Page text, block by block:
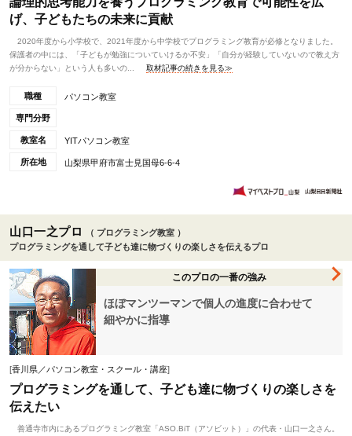
げ、子どもたちの未来に貢献
2020年度から小学校で、2021年度から中学校でプログラミング教育が必修となりました。
保護者の中には、「子どもが勉強についていけるか不安」「自分が経験していないので教え方
が分からない」という人も多いの...
取材記事の続きを見る≫
職種 パソコン教室
専門分野
教室名 YITパソコン教室
所在地 山梨県甲府市富士見国母6-6-4
山口一之プロ
（ プログラミング教室 ）
プログラミングを通して子ども達に物づくりの楽しさを伝えるプロ
このプロの一番の強み
ほぼマンツーマンで個人の進度に合わせて
細やかに指導
[香川県／パソコン教室・スクール・講座]
プログラミングを通して、子ども達に物づくりの楽しさを
伝えたい
善通寺市内にあるプログラミング教室「ASO.BiT（アソビット）」の代表・山口一之さん。